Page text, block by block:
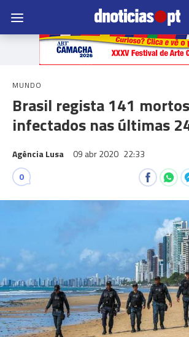
MUNDO
Brasil regista 141
infectados nas últimas
Agência Lusa 09 abr 2020 22:33
0